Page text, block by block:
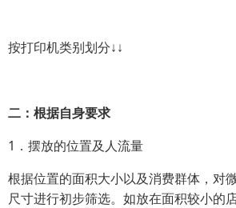
按打印机类别划分↓↓
二：根据自身要求
1．摆放的位置及人流量
根据位置的面积大小以及消费群体，对
尺寸进行初步筛选。如放在面积较小的